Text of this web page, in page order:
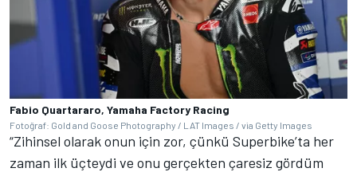
Fabio Quartararo, Yamaha Factory Racing
Fotoğraf: Gold and Goose Photography / LAT Images / via Getty Images
“Zihinsel olarak onun için zor, çünkü Superbike’ta her
zaman ilk üçteydi ve onu gerçekten çaresiz gördüm